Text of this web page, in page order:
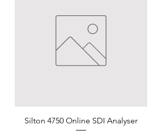
Silton 4750 Online SDI Analyser